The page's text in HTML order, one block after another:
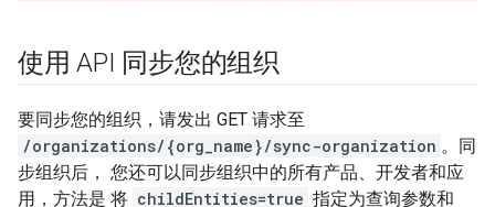
使用 API 同步您的组织
要同步您的组织，请发出 GET 请求至
/organizations/{org_name}/sync-organization 。同
步组织后， 您还可以同步组织中的所有产品、开发者和应
用，方法是 将 childEntities=true 指定为查询参数和